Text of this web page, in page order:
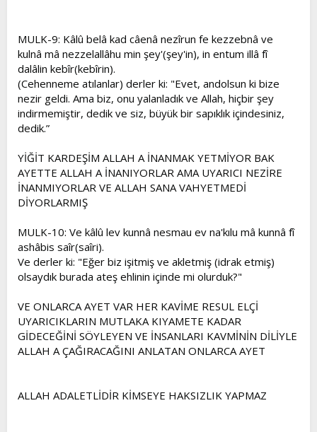
MULK-9: Kâlû belâ kad câenâ nezîrun fe kezzebnâ ve
kulnâ mâ nezzelallâhu min şey'(şey'in), in entum illâ fî
dalâlin kebîr(kebîrin).
(Cehenneme atılanlar) derler ki: "Evet, andolsun ki bize
nezir geldi. Ama biz, onu yalanladık ve Allah, hiçbir şey
indirmemiştir, dedik ve siz, büyük bir sapıklık içindesiniz,
dedik.”
YİĞİT KARDEŞİM ALLAH A İNANMAK YETMİYOR BAK
AYETTE ALLAH A İNANIYORLAR AMA UYARICI NEZİRE
İNANMIYORLAR VE ALLAH SANA VAHYETMEDİ
DİYORLARMIŞ
MULK-10: Ve kâlû lev kunnâ nesmau ev na'kılu mâ kunnâ fî
ashâbis saîr(saîri).
Ve derler ki: "Eğer biz işitmiş ve akletmiş (idrak etmiş)
olsaydık burada ateş ehlinin içinde mi olurduk?"
VE ONLARCA AYET VAR HER KAVİME RESUL ELÇİ
UYARICIKLARIN MUTLAKA KIYAMETE KADAR
GİDECEĞİNİ SÖYLEYEN VE İNSANLARI KAVMİNİN DİLİYLE
ALLAH A ÇAĞIRACAĞINI ANLATAN ONLARCA AYET
ALLAH ADALETLİDİR KİMSEYE HAKSIZLIK YAPMAZ